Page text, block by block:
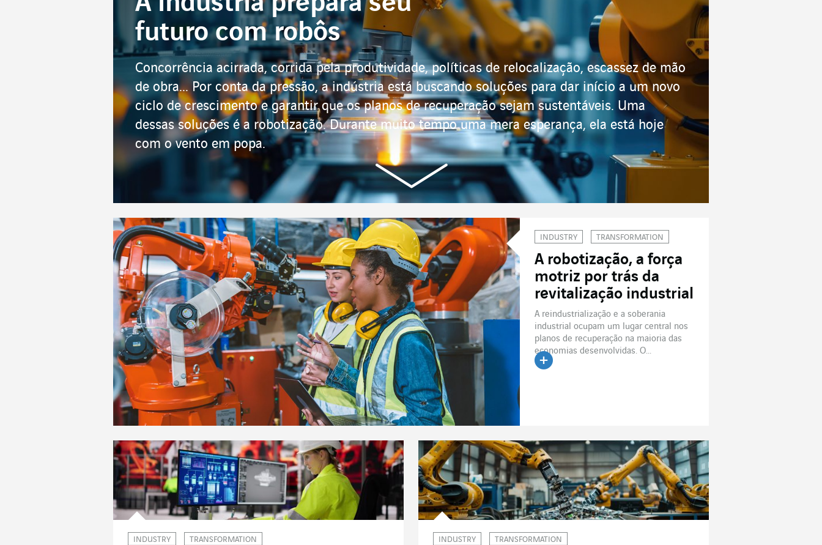
futuro com robôs
Concorrência acirrada, corrida pela produtividade, políticas de relocalização, escassez de mão
de obra... Por conta da pressão, a indústria está buscando soluções para dar início a um novo
ciclo de crescimento e garantir que os planos de recuperação sejam sustentáveis. Uma
dessas soluções é a robotização. Durante muito tempo uma mera esperança, ela está hoje
com o vento em popa.
INDUSTRY TRANSFORMATION
A robotização, a força
motriz por trás da
revitalização industrial
A reindustrialização e a soberania
industrial ocupam um lugar central nos
planos de recuperação na maioria das
economias desenvolvidas. O...
INDUSTRY TRANSFORMATION INDUSTRY TRANSFORMATION